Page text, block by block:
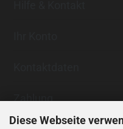
Diese Webseite
Zahlung